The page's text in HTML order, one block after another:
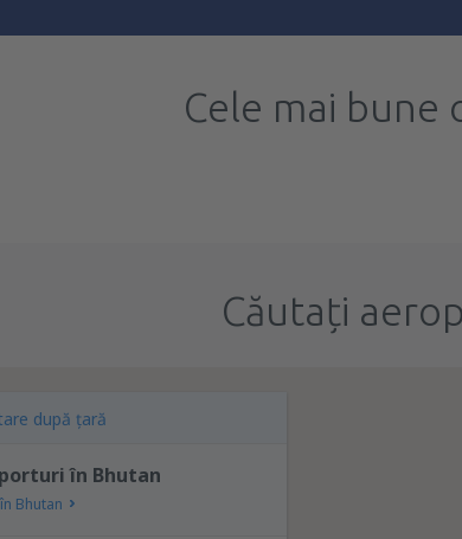
Cele mai
Căutați
după țară
în Bhutan
Bhutan